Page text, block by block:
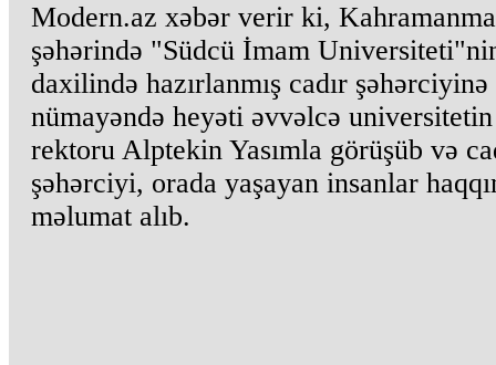
Modern.az xəbər verir ki,
şəhərində "Südcü İmam
daxilində hazırlanmış cadır
nümayəndə heyəti əvvəlcə universitetin
rektoru Alptekin Yasımla görüşüb və
şəhərciyi, orada yaşayan insanlar
məlumat alıb.